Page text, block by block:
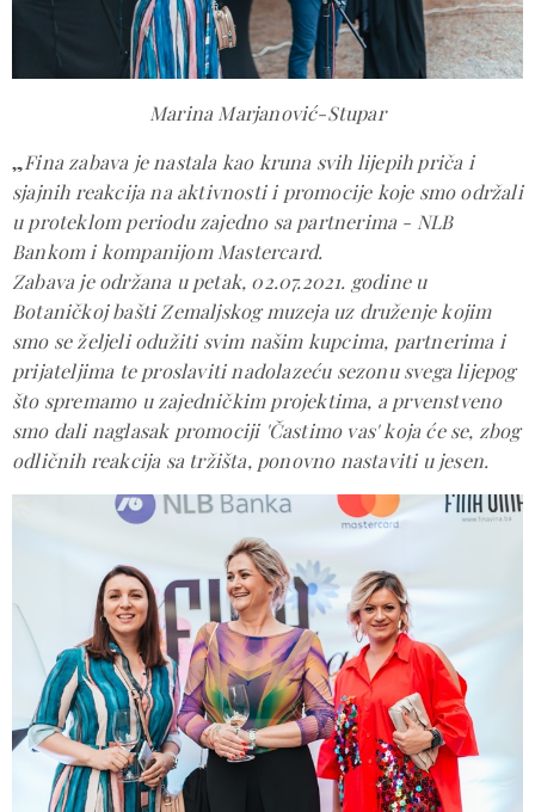
Marina Marjanović-Stupar
„Fina zabava je nastala kao kruna svih lijepih priča i
sjajnih reakcija na aktivnosti i promocije koje smo održali
u proteklom periodu zajedno sa partnerima - NLB
Bankom i kompanijom Mastercard.
Zabava je održana u petak, 02.07.2021. godine u
Botaničkoj bašti Zemaljskog muzeja uz druženje kojim
smo se željeli odužiti svim našim kupcima, partnerima i
prijateljima te proslaviti nadolazeću sezonu svega lijepog
što spremamo u zajedničkim projektima, a prvenstveno
smo dali naglasak promociji 'Častimo vas' koja će se, zbog
odličnih reakcija sa tržišta, ponovno nastaviti u jesen.